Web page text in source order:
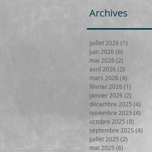
Archives
juillet 2026 (1)
juin 2026 (6)
mai 2026 (2)
avril 2026 (2)
mars 2026 (4)
février 2026 (1)
janvier 2026 (2)
décembre 2025 (4)
novembre 2025 (4)
octobre 2025 (8)
septembre 2025 (4)
juillet 2025 (2)
mai 2025 (6)